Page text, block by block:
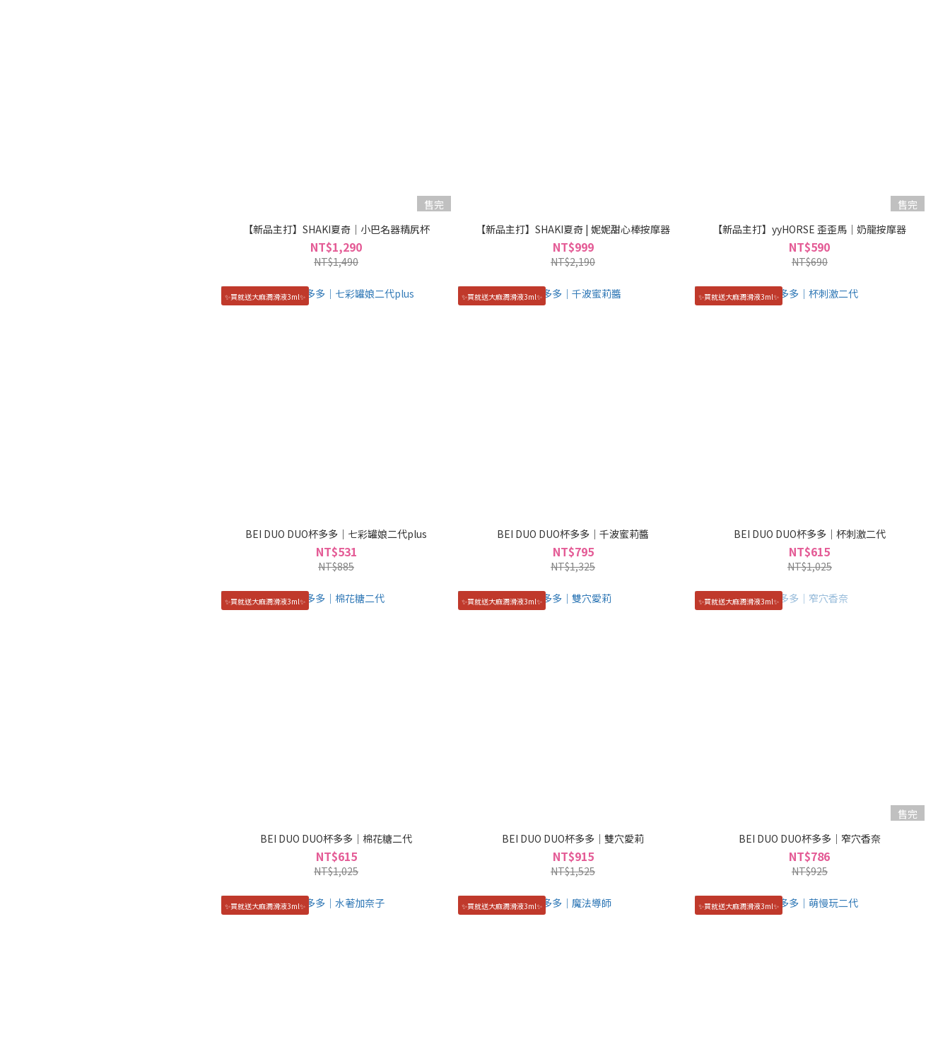
售完
【新品主打】SHAKI夏奇｜小巴名器精尻杯
NT$1,290
NT$1,490
【新品主打】SHAKI夏奇 | 妮妮甜心棒按摩器
NT$999
NT$2,190
售完
【新品主打】yyHORSE 歪歪馬｜奶龍按摩器
NT$590
NT$690
✨買就送大麻潤滑液3ml✨
BEI DUO DUO杯多多｜七彩罐娘二代plus
NT$531
NT$885
✨買就送大麻潤滑液3ml✨
BEI DUO DUO杯多多｜千波蜜莉醬
NT$795
NT$1,325
✨買就送大麻潤滑液3ml✨
BEI DUO DUO杯多多｜杯刺激二代
NT$615
NT$1,025
✨買就送大麻潤滑液3ml✨
BEI DUO DUO杯多多｜棉花糖二代
NT$615
NT$1,025
✨買就送大麻潤滑液3ml✨
BEI DUO DUO杯多多｜雙穴愛莉
NT$915
NT$1,525
✨買就送大麻潤滑液3ml✨
售完
BEI DUO DUO杯多多｜窄穴香奈
NT$786
NT$925
✨買就送大麻潤滑液3ml✨ ✨買就送大麻潤滑液3ml✨ ✨買就送大麻潤滑液3ml✨